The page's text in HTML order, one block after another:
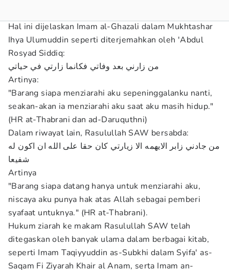
Hal ini dijelaskan Imam al-Ghazali dalam Mukhtashar
Ihya Ulumuddin seperti diterjemahkan oleh 'Abdul
Rosyad Siddiq:
من زارني بعد وفاتي فكانما زارتي في حياتي
Artinya:
"Barang siapa menziarahi aku sepeninggalanku nanti,
seakan-akan ia menziarahi aku saat aku masih hidup."
(HR at-Thabrani dan ad-Daruquthni)
Dalam riwayat lain, Rasulullah SAW bersabda:
من جادني زابر الايهمه الا زيارتي كان حقا على الله ان اكون له
شفيعا
Artinya
"Barang siapa datang hanya untuk menziarahi aku,
niscaya aku punya hak atas Allah sebagai pemberi
syafaat untuknya." (HR at-Thabrani).
Hukum ziarah ke makam Rasulullah SAW telah
ditegaskan oleh banyak ulama dalam berbagai kitab,
seperti Imam Taqiyyuddin as-Subkhi dalam Syifa' as-
Saqam Fi Ziyarah Khair al Anam, serta Imam an-